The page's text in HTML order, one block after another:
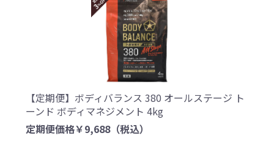
【定期便】ボディバランス 380 オールステージ ト
ーンド ボディマネジメント 4kg
定期便価格￥9,688（税込）